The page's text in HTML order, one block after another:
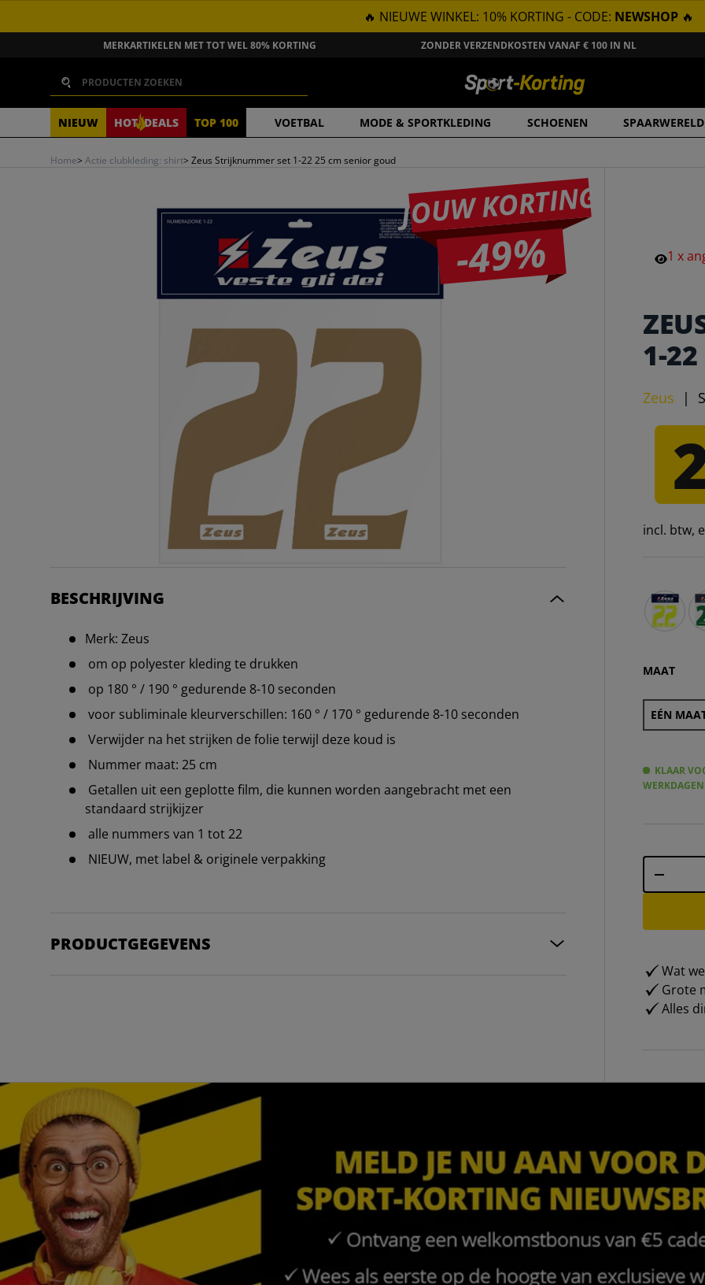
GA NAAR INHOUD
🔥 NIEUWE WINKEL: 10% KORTING - CODE: NEWSHOP 🔥
MERKARTIKELEN MET TOT WEL 80% KORTING ZONDER VERZENDKOSTEN VANAF € 100 IN NL
NIEUW HOT DEALS TOP 100 VOETBAL MODE & SPORTKLEDING SCHOENEN SPAARWERELD
Zoeken
Home> Actie clubkleding: shirt> Zeus Strijknummer set 1-22 25 cm senior goud
JOUW KORTING
-49%
BESCHRIJVING
Merk: Zeus
om op polyester kleding te drukken
op 180 ° / 190 ° gedurende 8-10 seconden
voor subliminale kleurverschillen: 160 ° / 170 ° gedurende 8-10 seconden
Verwijder na het strijken de folie terwijl deze koud is
Nummer maat: 25 cm
Getallen uit een geplotte film, die kunnen worden aangebracht met een
standaard strijkijzer
alle nummers van 1 tot 22
NIEUW, met label & originele verpakking
PRODUCTGEGEVENS
1x
1-22
Zeus |
incl. btw,
MAAT
EÉN
KLAAR
WERKDAGEN
Aantal
-
Wat
Grote
Alles